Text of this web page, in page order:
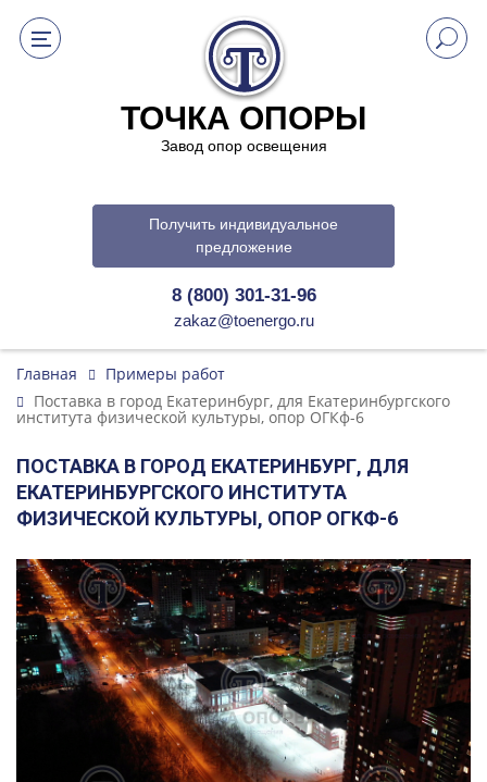
ТОЧКА ОПОРЫ
Завод опор освещения
Получить индивидуальное
предложение
8 (800) 301-31-96
zakaz@toenergo.ru
Главная
Примеры работ
Поставка в город Екатеринбург, для Екатеринбургского
института физической культуры, опор ОГКф-6
ПОСТАВКА В ГОРОД ЕКАТЕРИНБУРГ, ДЛЯ
ЕКАТЕРИНБУРГСКОГО ИНСТИТУТА
ФИЗИЧЕСКОЙ КУЛЬТУРЫ, ОПОР ОГКФ-6